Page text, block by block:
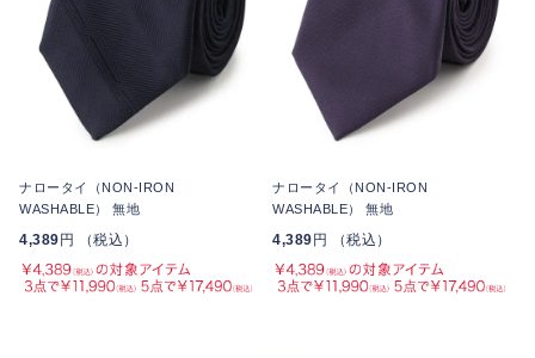
ナロータイ（NON-IRON
WASHABLE） 無地
4,389 円 （税込）
ナロータイ（NON-IRON
WASHABLE） 無地
4,389 円 （税込）